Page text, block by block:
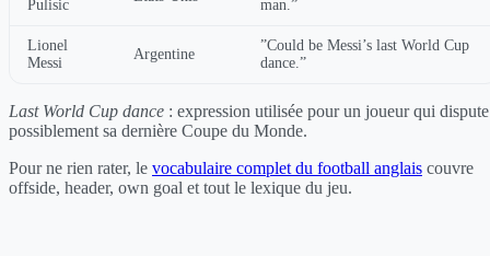
Pulisic man.”
Lionel
Messi
Argentine
”Could be Messi’s last World Cup
dance.”
Last World Cup dance : expression utilisée pour un joueur qui dispute
possiblement sa dernière Coupe du Monde.
Pour ne rien rater, le vocabulaire complet du football anglais couvre
offside, header, own goal et tout le lexique du jeu.